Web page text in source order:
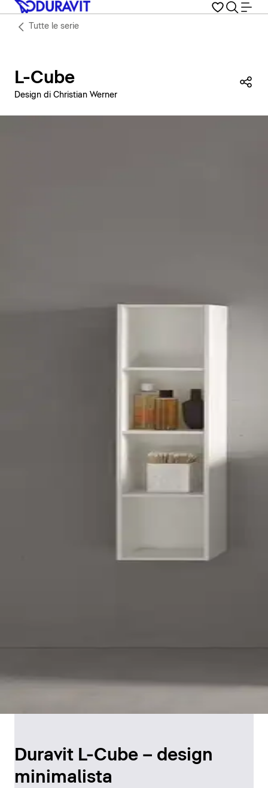
Tutte le serie
L-Cube
Design di Christian Werner
Duravit L-Cube – design
minimalista